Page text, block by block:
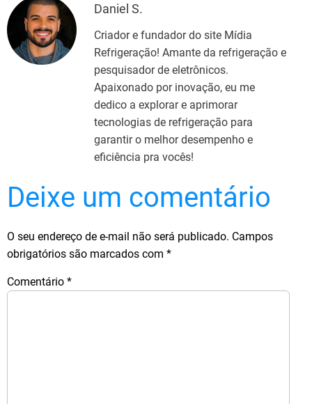
Daniel S.
Criador e fundador do site Mídia
Refrigeração! Amante da refrigeração e
pesquisador de eletrônicos.
Apaixonado por inovação, eu me
dedico a explorar e aprimorar
tecnologias de refrigeração para
garantir o melhor desempenho e
eficiência pra vocês!
Deixe um comentário
O seu endereço de e-mail não será publicado. Campos
obrigatórios são marcados com *
Comentário *